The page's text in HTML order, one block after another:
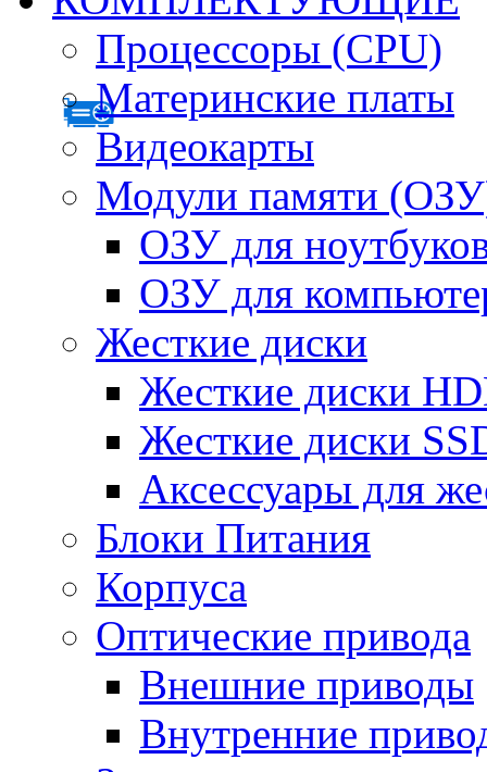
Процессоры (CPU)
Материнские платы
Видеокарты
Модули памяти
ОЗУ для
ОЗУ для
Жесткие диски
Жесткие диски
Жесткие диски
Аксессуары для
Блоки Питания
Корпуса
Оптические привода
Внешние приводы
Внутренние